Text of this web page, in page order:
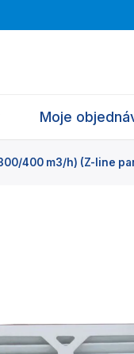
Moje
400 m3/h) (Z-line